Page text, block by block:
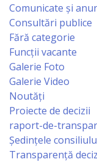
IET
Guguță
IET
Școala
sportivă
Comunicate și
Consultări publice
Fără categorie
Funcții vacante
Galerie Foto
Galerie Video
Noutăți
Proiecte de decizii
raport-de-
Ședințele
Transparență